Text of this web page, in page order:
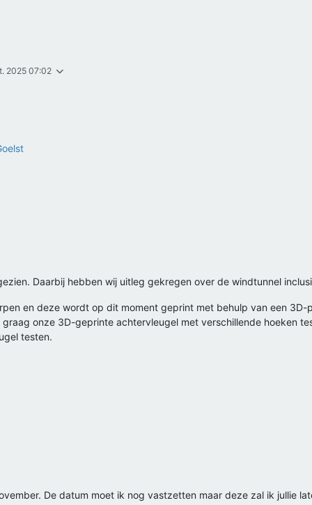
2025 07:02
Daarbij hebben wij uitleg gekregen over de windtunnel
en deze wordt op dit moment geprint met behulp van een
onze 3D-geprinte achtervleugel met verschillende hoeken
testen.
De datum moet ik nog vastzetten maar deze zal ik jullie